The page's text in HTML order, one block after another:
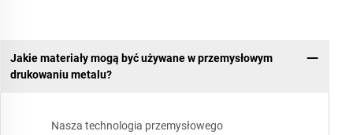
Jakie materiały mogą być używane w przemysłowym
drukowaniu metalu?
Nasza technologia przemysłowego